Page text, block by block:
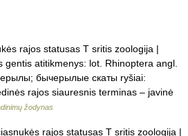
rajos statusas T sritis zoologija |
atitikmenys: lot. Rhinoptera angl.
бычерылые скаты ryšiai:
rajos siauresnis terminas – javinė
žodynas
rajos statusas T sritis zoologija |